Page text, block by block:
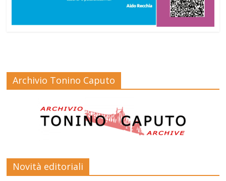
Archivio Tonino Caputo
Novità editoriali